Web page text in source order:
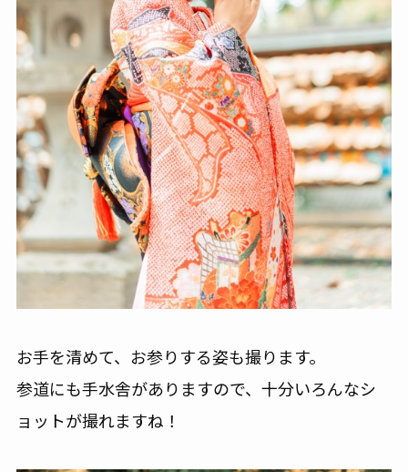
お手を清めて、お参りする姿も撮ります。
参道にも手水舎がありますので、十分いろんなシ
ョットが撮れますね！